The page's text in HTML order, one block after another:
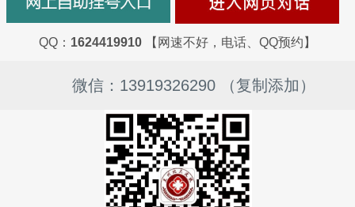
QQ： 1624419910 【网速不好，电话、QQ预约】
微信：13919326290 （复制添加）